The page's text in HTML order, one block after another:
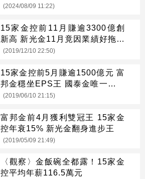
一
(2024/08/09 11:22)
15家金控前11月賺逾3300億創
新高 新光金11月竟因業績好拖累
獨虧損
(2019/12/10 22:50)
15家金控前5月賺逾1500億元 富
邦金穩坐EPS王 國泰金唯一單月
賺百億
(2019/06/10 21:15)
富邦金前4月獲利雙冠王 15家金
控年衰15% 新光金翻身進步王
(2019/05/09 21:49)
〈觀察〉金飯碗全都露！15家金
控平均年薪116.5萬元